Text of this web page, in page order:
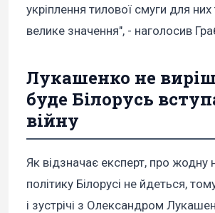
укріплення тилової смуги для
велике значення", - наголосив
Лукашенко не
буде Білорусь
війну
Як відзначає експерт, про жодну
політику Білорусі не йдеться,
і зустрічі з Олександром